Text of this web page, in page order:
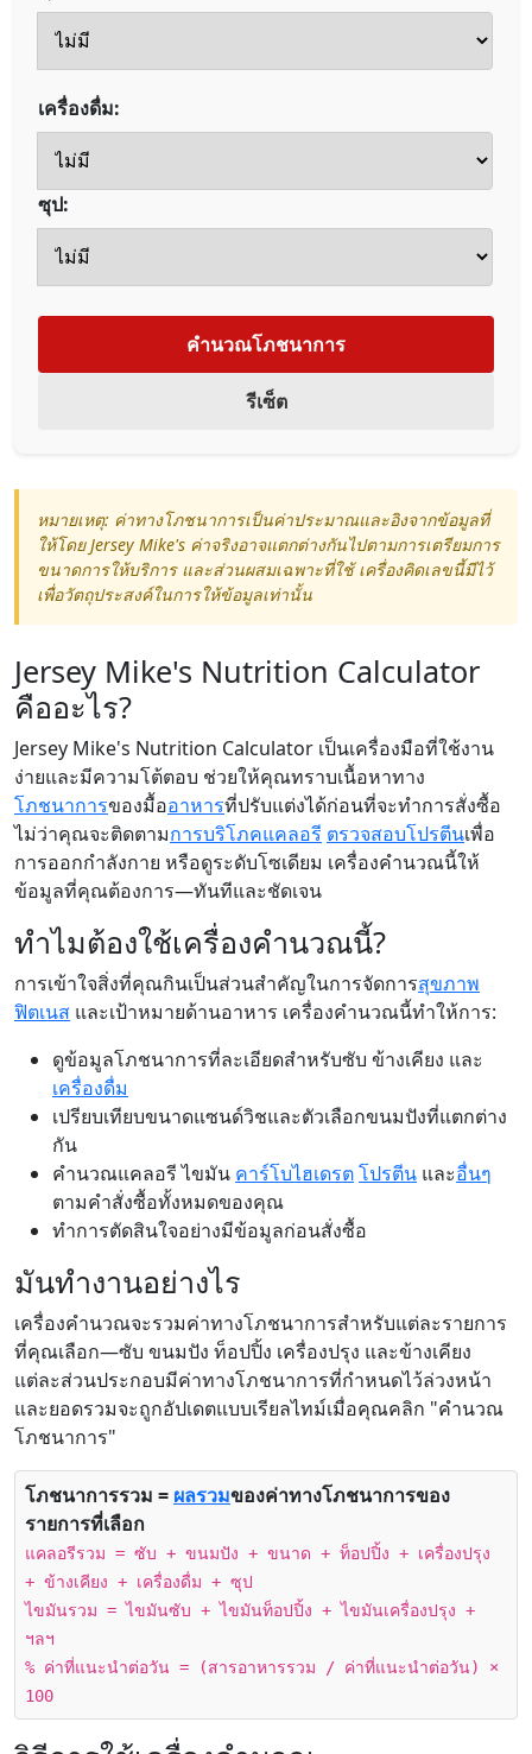
เครื่องดื่ม:
ซุป:
คำนวณโภชนาการ
รีเซ็ต
หมายเหตุ: ค่าทางโภชนาการเป็นค่าประมาณและอิงจากข้อมูลที่
ให้โดย Jersey Mike's ค่าจริงอาจแตกต่างกันไปตามการเตรียมการ
ขนาดการให้บริการ และส่วนผสมเฉพาะที่ใช้ เครื่องคิดเลขนี้มีไว้
เพื่อวัตถุประสงค์ในการให้ข้อมูลเท่านั้น
Jersey Mike's Nutrition Calculator
คืออะไร?
Jersey Mike's Nutrition Calculator เป็นเครื่องมือที่ใช้งาน
ง่ายและมีความโต้ตอบ ช่วยให้คุณทราบเนื้อหาทาง
โภชนาการของมื้ออาหารที่ปรับแต่งได้ก่อนที่จะทำการสั่งซื้อ
ไม่ว่าคุณจะติดตามการบริโภคแคลอรี ตรวจสอบโปรตีนเพื่อ
การออกกำลังกาย หรือดูระดับโซเดียม เครื่องคำนวณนี้ให้
ข้อมูลที่คุณต้องการ—ทันทีและชัดเจน
ทำไมต้องใช้เครื่องคำนวณนี้?
การเข้าใจสิ่งที่คุณกินเป็นส่วนสำคัญในการจัดการสุขภาพ
ฟิตเนส และเป้าหมายด้านอาหาร เครื่องคำนวณนี้ทำให้การ:
ดูข้อมูลโภชนาการที่ละเอียดสำหรับซับ ข้างเคียง และ
เครื่องดื่ม
เปรียบเทียบขนาดแซนด์วิชและตัวเลือกขนมปังที่แตกต่าง
กัน
คำนวณแคลอรี ไขมัน คาร์โบไฮเดรตโปรตีน และอื่นๆ
ตามคำสั่งซื้อทั้งหมดของคุณ
ทำการตัดสินใจอย่างมีข้อมูลก่อนสั่งซื้อ
มันทำงานอย่างไร
เครื่องคำนวณจะรวมค่าทางโภชนาการสำหรับแต่ละรายการ
ที่คุณเลือก—ซับ ขนมปัง ท็อปปิ้ง เครื่องปรุง และข้างเคียง
แต่ละส่วนประกอบมีค่าทางโภชนาการที่กำหนดไว้ล่วงหน้า
และยอดรวมจะถูกอัปเดตแบบเรียลไทม์เมื่อคุณคลิก "คำนวณ
โภชนาการ"
โภชนาการรวม = ผลรวมของค่าทางโภชนาการของ
รายการที่เลือก
แคลอรีรวม = ซับ + ขนมปัง + ขนาด + ท็อปปิ้ง + เครื่องปรุง
+ ข้างเคียง + เครื่องดื่ม + ซุป
ไขมันรวม = ไขมันซับ + ไขมันท็อปปิ้ง + ไขมันเครื่องปรุง +
ฯลฯ
% ค่าที่แนะนำต่อวัน = (สารอาหารรวม / ค่าที่แนะนำต่อวัน) ×
100